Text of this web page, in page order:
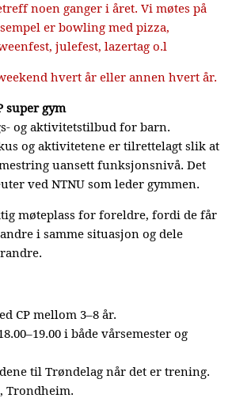
noen ganger i året. Vi møtes på
er bowling med pizza,
julefest, lazertag o.l
hvert år eller annen hvert år.
super gym
og aktivitetstilbud for barn.
og aktivitetene er tilrettelagt slik at
uansett funksjonsnivå. Det
ved NTNU som leder gymmen.
møteplass for foreldre, fordi de får
i samme situasjon og dele
CP mellom 3–8 år.
i både vårsemester og
til Trøndelag når det er trening.
Trondheim.